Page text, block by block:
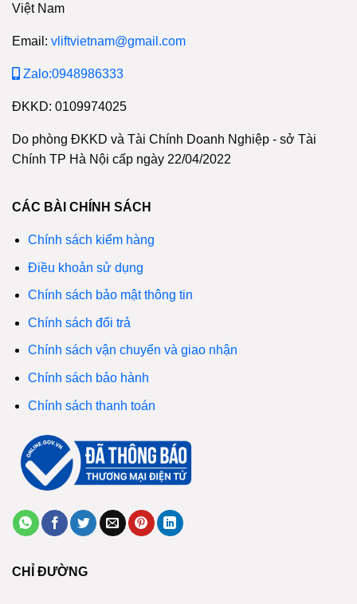
Việt Nam
Email: vliftvietnam@gmail.com
Zalo:0948986333
ĐKKD: 0109974025
Do phòng ĐKKD và Tài Chính Doanh Nghiệp - sở Tài
Chính TP Hà Nội cấp ngày 22/04/2022
CÁC BÀI CHÍNH SÁCH
Chính sách kiểm hàng
Điều khoản sử dụng
Chính sách bảo mật thông tin
Chính sách đổi trả
Chính sách vận chuyển và giao nhận
Chính sách bảo hành
Chính sách thanh toán
CHỈ ĐƯỜNG